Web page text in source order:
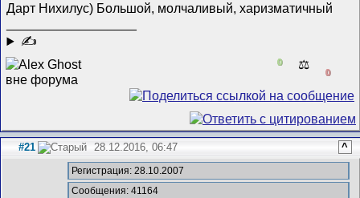
Дарт Нихилус) Большой, молчаливый, харизматичный
✍
0 ⚖️
0
#21 28.12.2016, 06:47 ^
Регистрация: 28.10.2007
Сообщения: 41164